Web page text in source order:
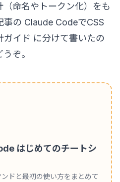
命名やトークン化）をも
事の Claude CodeでCSS
ガイド に分けて書いたの
ぞ。
はじめてのチートシ
ドと最初の使い方をまとめて